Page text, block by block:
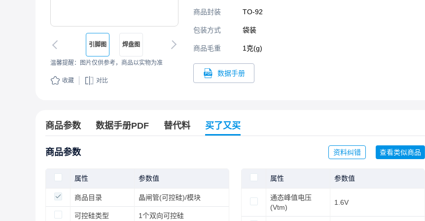
引脚图 焊盘图
温馨提醒：图片仅供参考，商品以实物为准
收藏 对比
商品封装 TO-92​
包装方式 袋装
商品毛重 1克(g)
数据手册
商品参数 数据手册PDF 替代料 买了又买
商品参数 资料纠错 查看类似商品
属性 参数值
商品目录 晶闸管(可控硅)/模块
可控硅类型 1个双向可控硅
属性 参数值
通态峰值电压
(Vtm)
1.6V